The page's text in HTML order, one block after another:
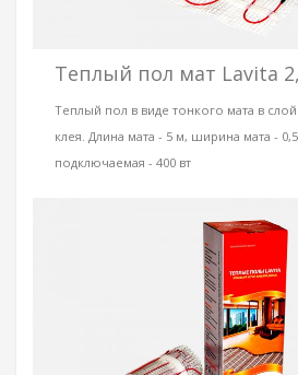
Теплый пол мат Lavita
Теплый пол в виде тонкого мата в
клея. Длина мата - 5 м, ширина мата -
подключаемая - 400 вт